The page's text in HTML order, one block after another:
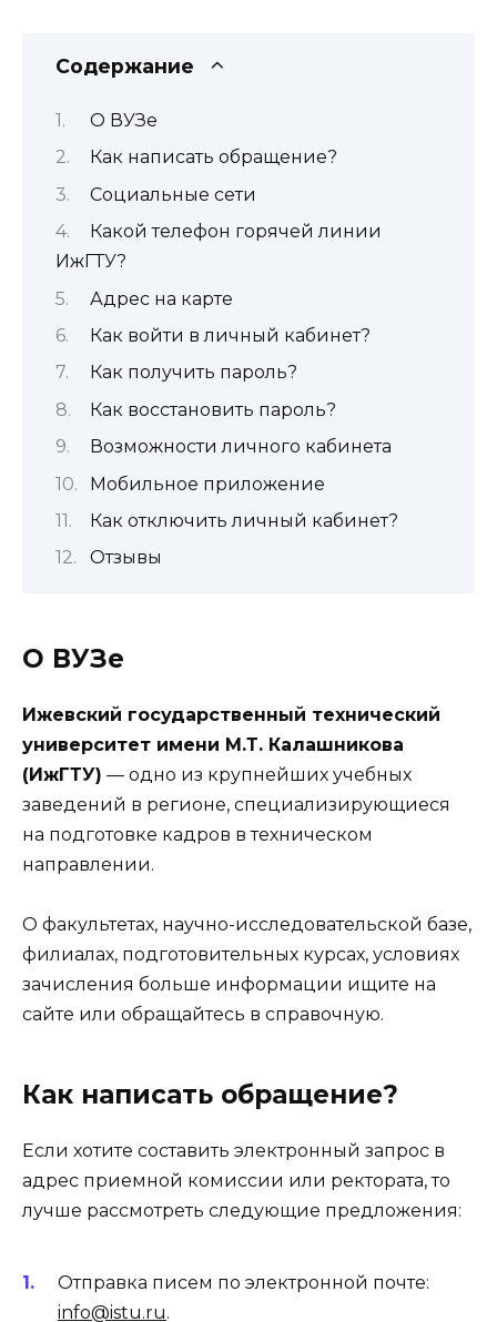
Содержание
О ВУЗе
Как написать обращение?
Социальные сети
Какой телефон горячей линии
ИжГТУ?
Адрес на карте
Как войти в личный кабинет?
Как получить пароль?
Как восстановить пароль?
Возможности личного кабинета
Мобильное приложение
Как отключить личный кабинет?
Отзывы
О ВУЗе
Ижевский государственный технический
университет имени М.Т. Калашникова
(ИжГТУ) — одно из крупнейших учебных
заведений в регионе, специализирующиеся
на подготовке кадров в техническом
направлении.
О факультетах, научно-исследовательской базе,
филиалах, подготовительных курсах, условиях
зачисления больше информации ищите на
сайте или обращайтесь в справочную.
Как написать обращение?
Если хотите составить электронный запрос в
адрес приемной комиссии или ректората, то
лучше рассмотреть следующие предложения:
Отправка писем по электронной почте:
info@istu.ru.